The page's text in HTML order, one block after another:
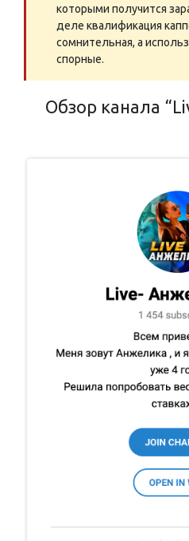
которыми получится
деле квалификация
сомнительная, а
спорные.
Обзор канала